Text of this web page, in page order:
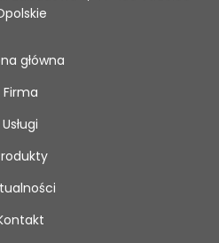
główna
Firma
Usługi